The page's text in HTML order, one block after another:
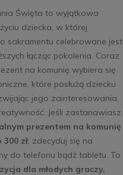
Święta to wyjątkowa
dziecka, w której
sakramentu celebrowane jest
łącząc pokolenia. Coraz
na komunię wybiera się
które posłużą dziecku
jego zainteresowania,
Jeśli zastanawiasz
prezentem na komunię
300 zł, zdecyduj się na
do telefonu bądź tabletu. To
dla młodych graczy,